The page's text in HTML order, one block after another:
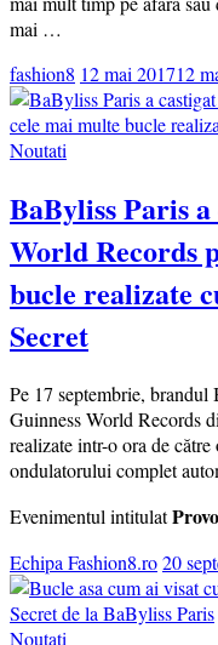
mai …
fashion8 12 mai 201712
Noutati
BaByliss Paris
World Records
bucle realizate
Secret
Pe 17 septembrie,
Guinness World Records
realizate intr-o ora de
ondulatorului complet
Evenimentul intitulat
Echipa Fashion8.ro20
Noutati